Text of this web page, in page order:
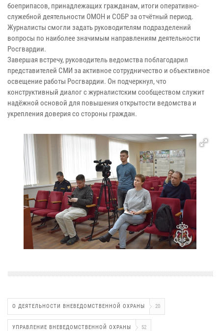
боеприпасов, принадлежащих гражданам, итоги оперативно-
служебной деятельности ОМОН и СОБР за отчётный период.
Журналисты смогли задать руководителям подразделений
вопросы по наиболее значимым направлениям деятельности
Росгвардии.
Завершая встречу, руководитель ведомства поблагодарил
представителей СМИ за активное сотрудничество и объективное
освещение работы Росгвардии. Он подчеркнул, что
конструктивный диалог с журналистским сообществом служит
надёжной основой для повышения открытости ведомства и
укрепления доверия со стороны граждан.
О ДЕЯТЕЛЬНОСТИ ВНЕВЕДОМСТВЕННОЙ ОХРАНЫ 20
УПРАВЛЕНИЕ ВНЕВЕДОМСТВЕННОЙ ОХРАНЫ 52